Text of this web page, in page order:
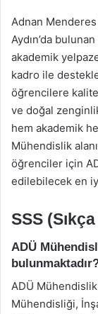
Adnan
Aydın’da
akademik
kadro ile
öğrencilere
ve doğal
hem akademik
Mühendislik
öğrenciler için
edilebilecek en
SSS
ADÜ
ADÜ
Mühendisliği,